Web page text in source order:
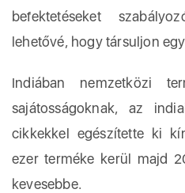
befektetéseket
lehetővé, hogy társuljon
Indiában nemzetközi
sajátosságoknak, az
cikkekkel egészítette ki
ezer terméke kerül majd
kevesebbe.